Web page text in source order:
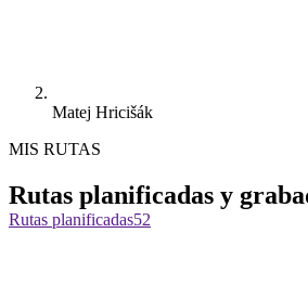
Matej Hricišák
MIS RUTAS
Rutas planificadas y
Rutas planificadas52